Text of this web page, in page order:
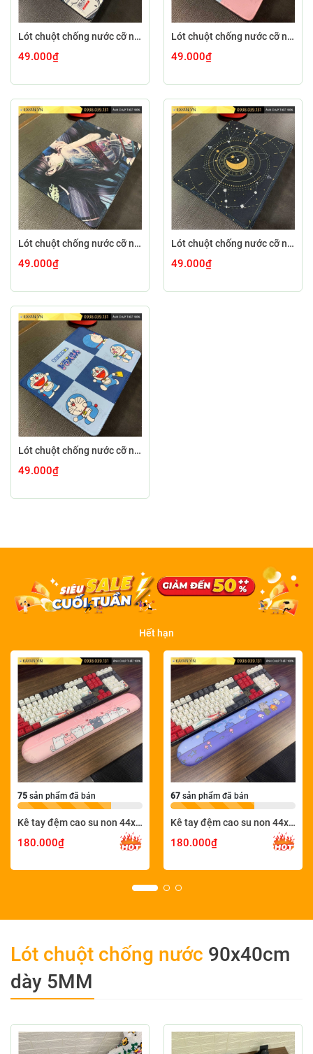
Lót chuột chống nước cỡ nhỏ 26x21cm dày 3mm S-109-26X21 (GUNDAMNEW-01)
49.000₫
Lót chuột chống nước cỡ nhỏ 26x21cm dày 3mm S-100-26X21 (CUTE-21)
49.000₫
Lót chuột chống nước cỡ nhỏ 26x21cm dày 3mm S-106-26X21 (TATTOO-01)
49.000₫
Lót chuột chống nước cỡ nhỏ 26x21cm dày 3mm S-105-26X21 (MOON-02)
49.000₫
Lót chuột chống nước cỡ nhỏ 26x21cm dày 3mm S-104-26X21 (DORAEMON-07)
49.000₫
Hết hạn
75 sản phẩm đã bán
Kê tay đệm cao su non 44x8 KETAY-CUTE76-44X8
180.000₫
67 sản phẩm đã bán
Kê tay đệm cao su non 44x8 KETAY-CUTE78-44X8
180.000₫
Lót chuột chống nước 90x40cm
dày 5MM